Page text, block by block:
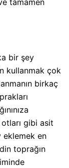
bir şey
kullanmak çok
birkaç
gibi asit
eklemek en
toprağın